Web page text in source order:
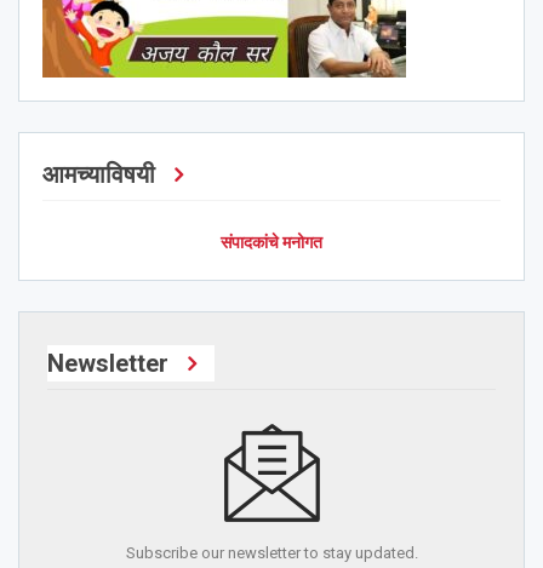
आमच्याविषयी
संपादकांचे मनोगत
Newsletter
Subscribe our newsletter to stay updated.